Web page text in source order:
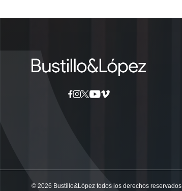
© 2026 Bustillo&López todos los derechos reservados